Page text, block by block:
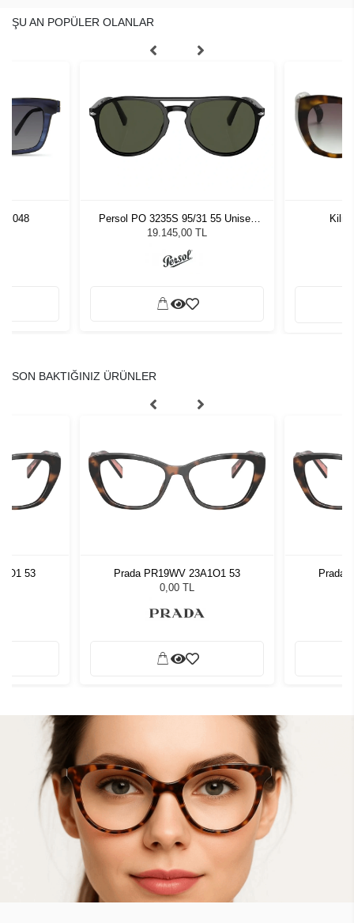
ŞU AN POPÜLER OLANLAR
048
Persol PO 3235S 95/31 55 Unisex
Güneş Gözlüğü
19.145,00 TL
SON BAKTIĞINIZ ÜRÜNLER
53
Prada PR19WV 23A1O1 53
0,00 TL
Prada